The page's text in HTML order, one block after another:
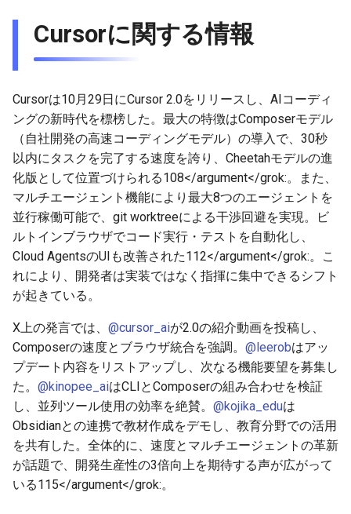
2026-06-30
2026-06-28
2026-06-26
2026-06-25
2026-06-24
2026-06-23
2026-06-21
2026-06-20
2026-06-19
2026-06-18
2025-12-14
2025-12-12
2025-12-11
2025-12-10
2025-12-09
2025-12-08
2025-12-06
2025-12-05
2025-12-04
2025-12-03
2026-06-30
2026-06-28
2026-06-26
2026-06-25
2026-06-24
2026-06-23
2026-06-21
2026-06-20
2026-06-19
2026-06-18
2025-12-14
2025-12-12
2025-12-11
2025-12-10
2025-12-09
2025-12-08
2025-12-06
2025-12-05
2025-12-04
2025-12-03
2026-03-15
2026-03-01
2026-02-22
2026-02-15
2026-02-08
2026-02-01
2026-01-18
2026-01-11
2026-01-04
2026-03-15
2026-03-01
2026-02-22
2026-02-15
2026-02-08
2026-02-05
2026-03-15
2026-03-01
2026-02-22
2026-02-15
2026-02-08
2026-02-01
2026-01-18
2026-01-11
2026-01-04
2026-06-29
2026-06-26
2026-06-25
2026-06-24
2026-06-23
2026-06-21
2026-06-19
2026-06-18
2026-06-17
2026-06-16
2025-12-14
2025-12-12
2025-12-11
2025-12-10
2025-12-09
2025-12-08
2025-12-06
2025-12-05
2025-12-04
2025-12-03
2026-03-15
2026-03-01
2026-02-22
2026-02-15
2026-02-08
2026-02-01
2026-01-18
2026-01-11
2026-01-04
2026-03-08
2026-02-22
2026-02-15
2026-02-08
2026-02-01
2026-01-25
2026-01-13
2026-06-28
2026-06-25
2026-06-24
2026-06-23
2026-06-22
2026-06-21
2026-06-19
2026-06-18
2026-06-17
2026-06-16
2025-12-14
2025-12-12
2025-12-11
2025-12-10
2025-12-09
2025-12-08
2025-12-06
2025-12-05
2025-12-04
2025-12-03
2026-03-15
2026-03-01
2026-02-22
2026-02-15
2026-02-08
2026-02-01
2026-01-18
2026-01-11
2026-01-04
2026-06-29
2026-06-27
2026-06-26
2026-06-25
2026-06-24
2026-06-23
2026-06-21
2026-06-20
2026-06-19
2026-06-18
2026-06-25
2026-06-23
2026-06-22
2026-06-21
2026-06-20
2026-06-18
2026-06-16
2026-06-15
2026-06-14
2026-06-13
Cursorに関する情報
Cursorは10月29日にCursor 2.0をリリースし、AIコーディ
ングの新時代を標榜した。最大の特徴はComposerモデル
（自社開発の高速コーディングモデル）の導入で、30秒
以内にタスクを完了する速度を誇り、Cheetahモデルの進
化版として位置づけられる108</argument</grok:。また、
マルチエージェント機能により最大8つのエージェントを
並行稼働可能で、git worktreeによる干渉回避を実現。ビ
ルトインブラウザでコード実行・テストを自動化し、
Cloud AgentsのUIも改善された112</argument</grok:。こ
れにより、開発者は実装ではなく指揮に集中できるシフト
が起きている。
X上の発言では、 @cursor_aiが2.0の紹介動画を投稿し、
Composerの速度とブラウザ統合を強調。 @leerobはアッ
プデート内容をリストアップし、次なる機能要望を募集し
た。 @kinopee_aiはCLIとComposerの組み合わせを検証
し、並列ツール使用の効率を絶賛。 @kojika_eduは
Obsidianとの連携で教材作成をデモし、教育分野での活用
を共有した。全体的に、速度とマルチエージェントの革新
が話題で、開発生産性の3倍向上を期待する声が広がって
いる115</argument</grok:。